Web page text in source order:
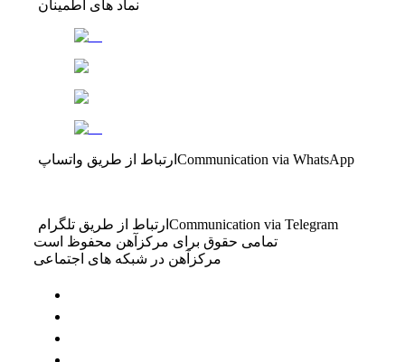
نماد های اطمینان
ارتباط از طریق واتساپ Communication via WhatsApp
ارتباط از طریق تلگرام Communication via Telegram
تمامی حقوق برای مرکزآهن محفوظ است
مرکزآهن در شبکه های اجتماعی